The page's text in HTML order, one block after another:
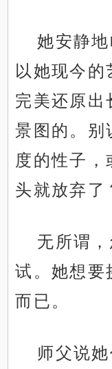
她安静地
以她现今
完美还原出
景图的。别
度的性子，
头就放弃了
无所谓
试。她想要
而已。
师父说